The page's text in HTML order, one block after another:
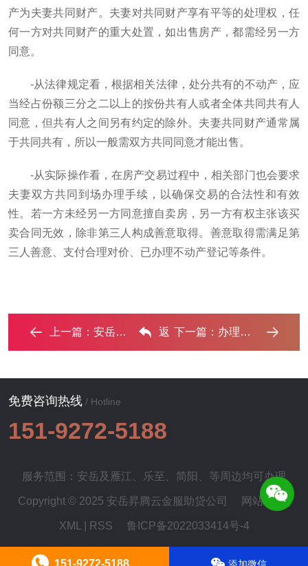
产为夫妻共同财产。夫妻对共同财产享有平等的处理权，任
何一方对共同财产的重大处置，如出售房产，都需经另一方
同意。
-从法律规定看，根据相关法律，处分共有的不动产，应
当经占份额三分之二以上的按份共有人或者全体共同共有人
同意，但共有人之间另有约定的除外。夫妻共同财产通常属
于共同共有，所以一般需双方共同同意才能出售。
-从实际操作看，在房产交易过程中，相关部门也会要求
夫妻双方共同到场办理手续，以确保交易的合法性和有效
性。若一方未经另一方同意擅自卖房，另一方有权主张该买
卖合同无效，除非第三人构成善意取得。善意取得需满足第
三人善意、支付合理对价、已办理不动产登记等条件。
上一篇： 安岳房屋抵押银行贷款一般可以贷多少钱? ...‌ 返 下一篇： 办理安岳 房子抵押贷款需要夫妻共同签字吗 ...‌
免费咨询热线 / Hotline
151-9272-5188
服务范围：安岳及 雁江 乐至 简阳 、等周边均可办理
Copyright © 2025 安岳昇腾云金服助贷公司 网站地图|
XML RSS 鲁ICP备2022033414号-4
151-9272-5188